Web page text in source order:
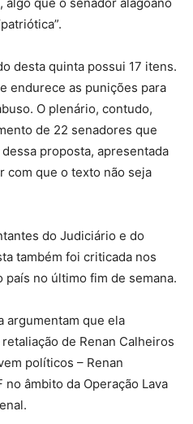
desta quinta possui 17 itens.
endurece as punições para
O plenário, contudo,
de 22 senadores que
proposta, apresentada
com que o texto não seja
do Judiciário e do
também foi criticada nos
no último fim de semana.
argumentam que ela
de Renan Calheiros
políticos – Renan
âmbito da Operação Lava